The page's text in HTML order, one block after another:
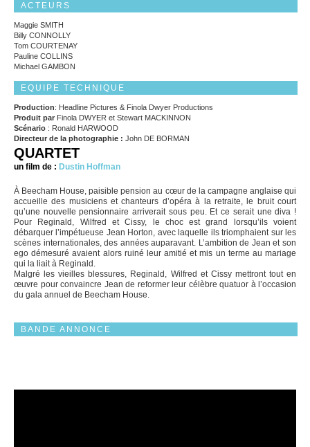
ACTEURS
Maggie SMITH
Billy CONNOLLY
Tom COURTENAY
Pauline COLLINS
Michael GAMBON
EQUIPE TECHNIQUE
Production: Headline Pictures & Finola Dwyer Productions
Produit par Finola DWYER et Stewart MACKINNON
Scénario : Ronald HARWOOD
Directeur de la photographie : John DE BORMAN
QUARTET
un film de : Dustin Hoffman
À Beecham House, paisible pension au cœur de la campagne anglaise qui
accueille des musiciens et chanteurs d’opéra à la retraite, le bruit court
qu’une nouvelle pensionnaire arriverait sous peu. Et ce serait une diva !
Pour Reginald, Wilfred et Cissy, le choc est grand lorsqu’ils voient
débarquer l’impétueuse Jean Horton, avec laquelle ils triomphaient sur les
scènes internationales, des années auparavant. L’ambition de Jean et son
ego démesuré avaient alors ruiné leur amitié et mis un terme au mariage
qui la liait à Reginald.
Malgré les vieilles blessures, Reginald, Wilfred et Cissy mettront tout en
œuvre pour convaincre Jean de reformer leur célèbre quatuor à l’occasion
du gala annuel de Beecham House.
BANDE ANNONCE